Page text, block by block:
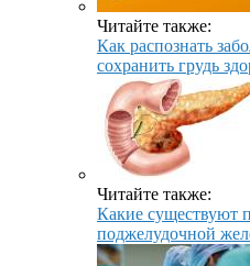
Читайте также:
Как распознать
сохранить грудь
Читайте также:
Какие существуют
поджелудочной